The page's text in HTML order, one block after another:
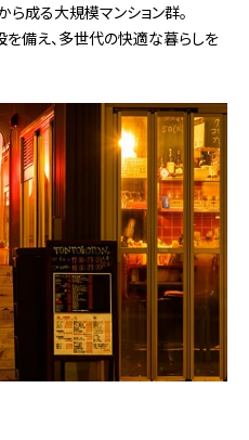
ら成る大規模マンション群。
備え、多世代の快適な暮らしを